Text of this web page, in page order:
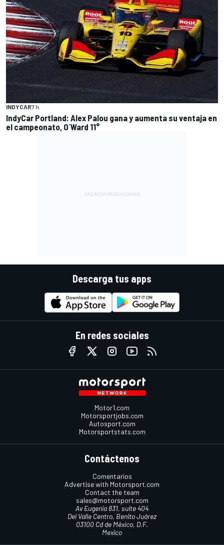
INDYCAR7 h
IndyCar Portland: Alex Palou gana y aumenta su ventaja en
el campeonato, O´Ward 11°
Descarga tus apps
En redes sociales
Motor1.com
Motorsportjobs.com
Autosport.com
Motorsportstats.com
Contáctenos
Comentarios
Advertise with Motorsport.com
Contact the team
sales@motorsport.com
Av Eugenia 831, suite 404
Del Valle Centro, Benito Juárez
03100 Cd de México, D.F.
Mexico